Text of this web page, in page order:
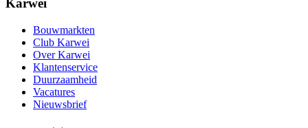
Karwei
Bouwmarkten
Club Karwei
Over Karwei
Klantenservice
Duurzaamheid
Vacatures
Nieuwsbrief